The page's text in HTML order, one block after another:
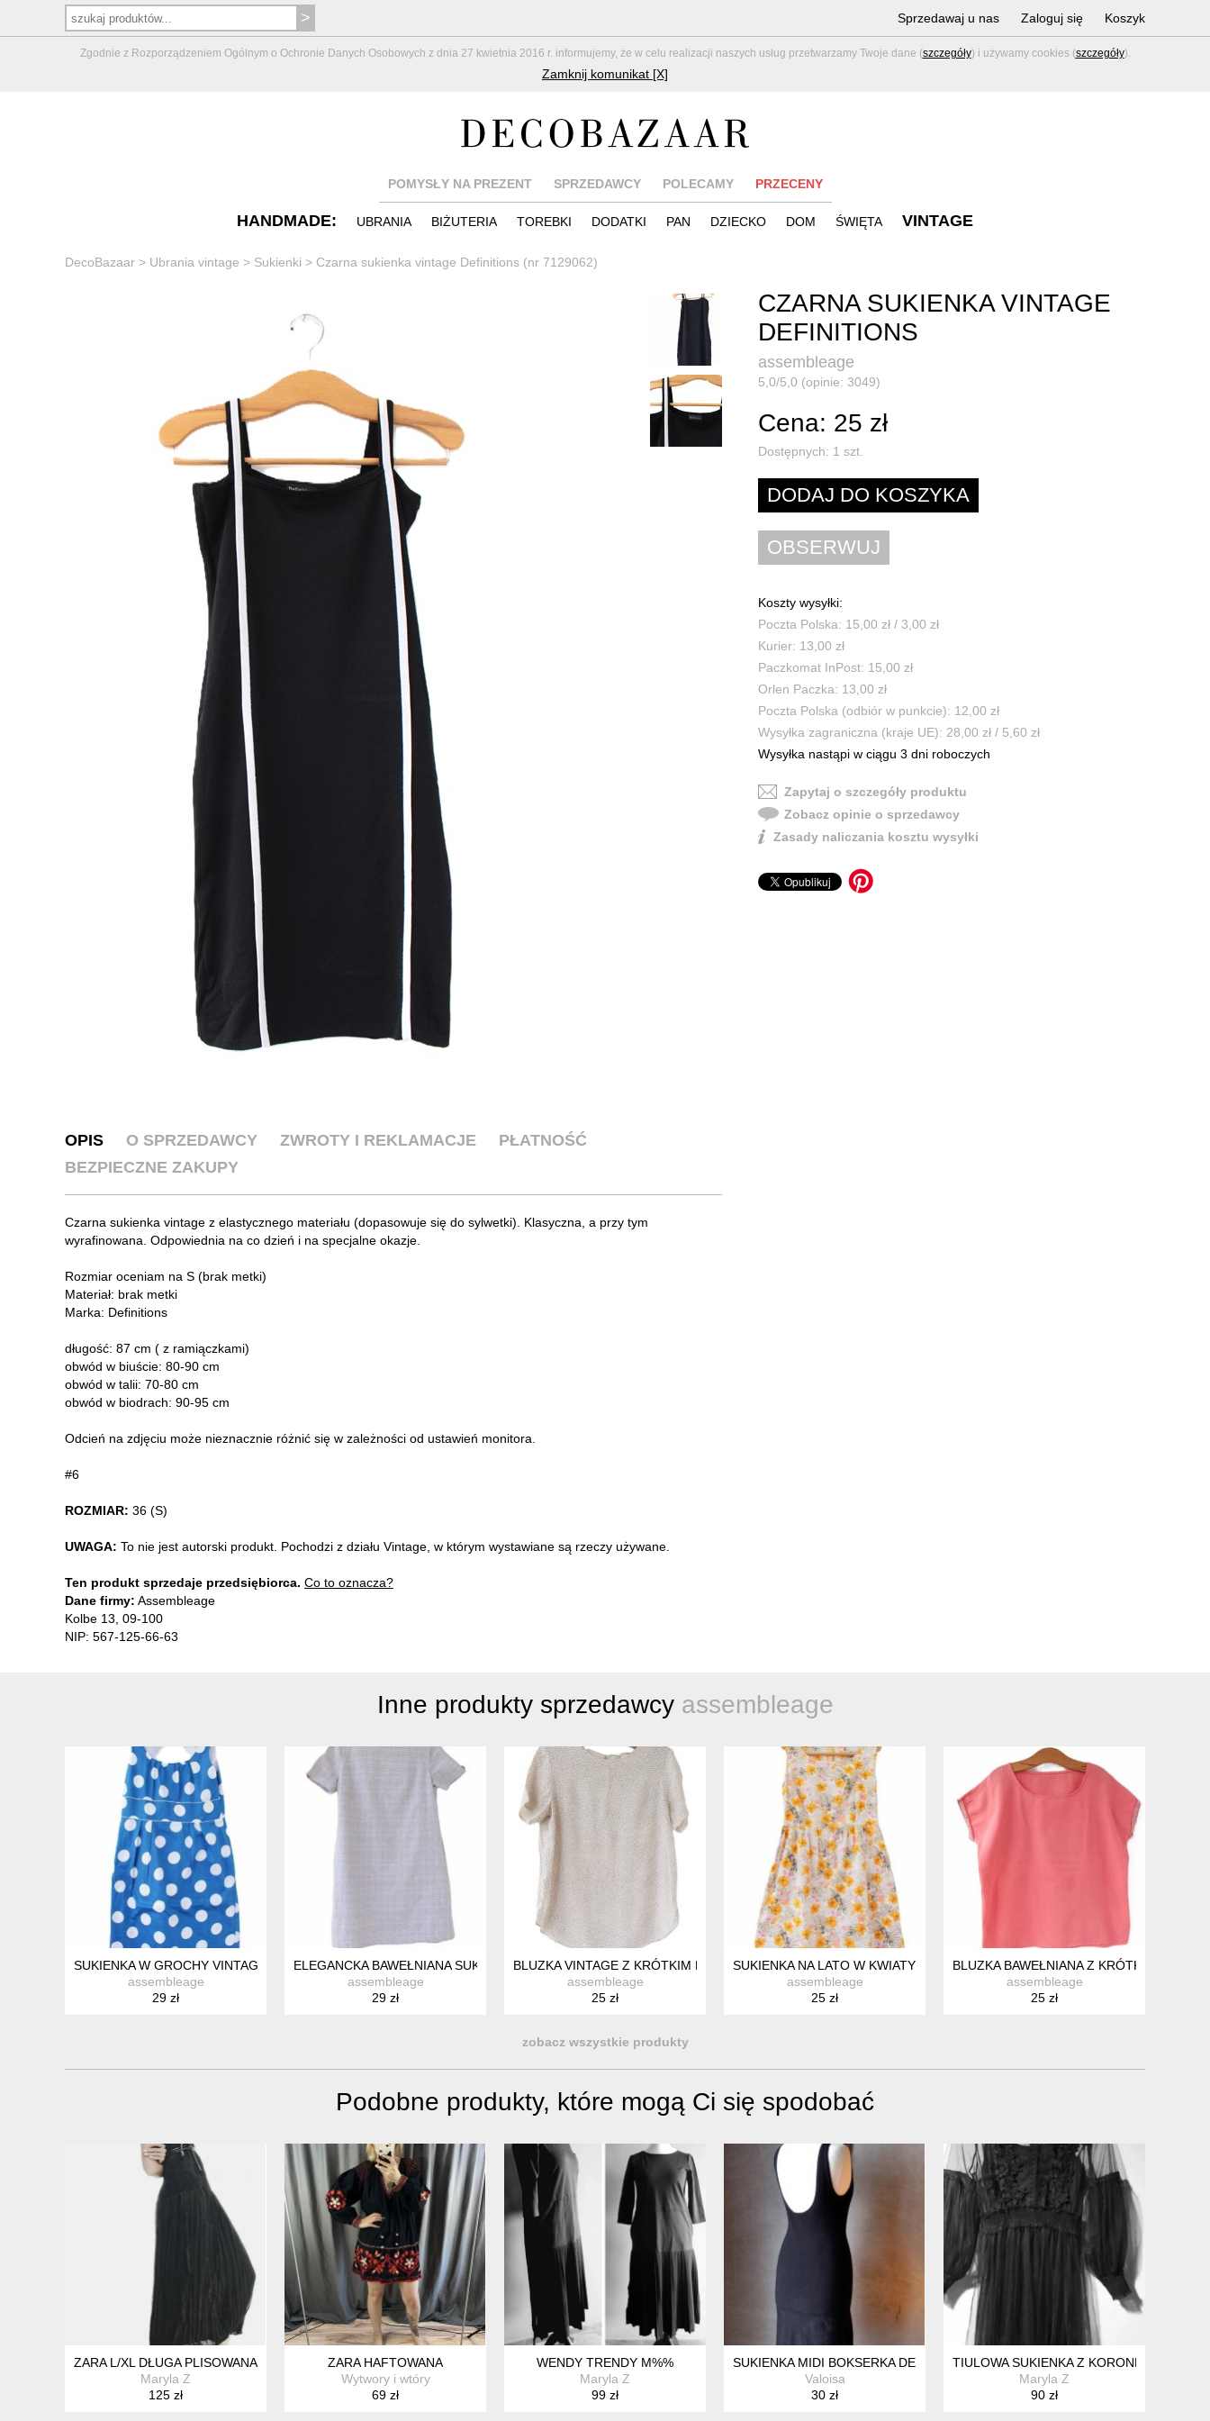
Zgodnie z Rozporządzeniem Ogólnym o Ochronie Danych Osobowych z dnia 27 kwietnia 2016 r. informujemy, że w celu realizacji naszych usług przetwarzamy Twoje dane (szczegóły) i używamy cookies (szczegóły).
Zamknij komunikat [X]
Sprzedawaj u nas Zaloguj się Koszyk
POMYSŁY NA PREZENT SPRZEDAWCY POLECAMY PRZECENY
HANDMADE: UBRANIA BIŻUTERIA TOREBKI DODATKI PAN DZIECKO DOM ŚWIĘTA VINTAGE
DecoBazaar > Ubrania vintage > Sukienki > Czarna sukienka vintage Definitions (nr 7129062)
CZARNA SUKIENKA VINTAGE
DEFINITIONS
assembleage
5,0/5,0 (opinie: 3049)
Cena: 25 zł
Dostępnych: 1 szt.
Koszty wysyłki:
Poczta Polska: 15,00 zł / 3,00 zł
Kurier: 13,00 zł
Paczkomat InPost: 15,00 zł
Orlen Paczka: 13,00 zł
Poczta Polska (odbiór w punkcie): 12,00 zł
Wysyłka zagraniczna (kraje UE): 28,00 zł / 5,60 zł
Wysyłka nastąpi w ciągu 3 dni roboczych
Zapytaj o szczegóły produktu
Zobacz opinie o sprzedawcy
Zasady naliczania kosztu wysyłki
OPIS O SPRZEDAWCY ZWROTY I REKLAMACJE
PŁATNOŚĆ
BEZPIECZNE ZAKUPY
Czarna sukienka vintage z elastycznego materiału (dopasowuje się do sylwetki). Klasyczna, a przy tym
wyrafinowana. Odpowiednia na co dzień i na specjalne okazje.
Rozmiar oceniam na S (brak metki)
Materiał: brak metki
Marka: Definitions
długość: 87 cm ( z ramiączkami)
obwód w biuście: 80-90 cm
obwód w talii: 70-80 cm
obwód w biodrach: 90-95 cm
Odcień na zdjęciu może nieznacznie różnić się w zależności od ustawień monitora.
#6
ROZMIAR: 36 (S)
UWAGA: To nie jest autorski produkt. Pochodzi z działu Vintage, w którym wystawiane są rzeczy używane.
Ten produkt sprzedaje przedsiębiorca. Co to oznacza?
Dane firmy: Assembleage
Kolbe 13, 09-100
NIP: 567-125-66-63
Inne produkty sprzedawcy assembleage
SUKIENKA W GROCHY VINTAGE PIN UP BAWEŁNA 40 KATE COOPER
assembleage
29 zł
ELEGANCKA BAWEŁNIANA SUKIENKA VINTAGE W KRATKĘ NEXT TAILORING
assembleage
29 zł
BLUZKA VINTAGE Z KRÓTKIM RĘKAWEM VINTAGE WISKOZA DELIKATNY WZÓR
assembleage
25 zł
SUKIENKA NA LATO W KWIATY BAWEŁNA OUTFITTER'S MK L
assembleage
25 zł
BLUZKA BAWEŁNIANA Z KRÓTKIM
assembleage
25 zł
zobacz wszystkie produkty
Podobne produkty, które mogą Ci się spodobać
ZARA L/XL DŁUGA PLISOWANA SUKIENKA%%
Maryla Z
125 zł
ZARA HAFTOWANA
Wytwory i wtóry
69 zł
WENDY TRENDY M%%
Maryla Z
99 zł
SUKIENKA MIDI BOKSERKA DEKOLT NA PLECACH XS S
Valoisa
30 zł
TIULOWA SUKIENKA Z KORONKĄ S/M%%
Maryla Z
90 zł